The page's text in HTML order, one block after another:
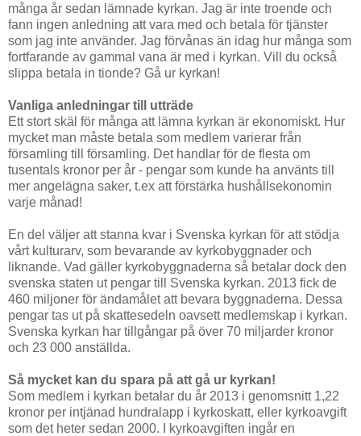
många år sedan lämnade kyrkan. Jag är inte troende och
fann ingen anledning att vara med och betala för tjänster
som jag inte använder. Jag förvånas än idag hur många som
fortfarande av gammal vana är med i kyrkan. Vill du också
slippa betala in tionde? Gå ur kyrkan!
Vanliga anledningar till utträde
Ett stort skäl för många att lämna kyrkan är ekonomiskt. Hur
mycket man måste betala som medlem varierar från
församling till församling. Det handlar för de flesta om
tusentals kronor per år - pengar som kunde ha använts till
mer angelägna saker, t.ex att förstärka hushållsekonomin
varje månad!
En del väljer att stanna kvar i Svenska kyrkan för att stödja
vårt kulturarv, som bevarande av kyrkobyggnader och
liknande. Vad gäller kyrkobyggnaderna så betalar dock den
svenska staten ut pengar till Svenska kyrkan. 2013 fick de
460 miljoner för ändamålet att bevara byggnaderna. Dessa
pengar tas ut på skattesedeln oavsett medlemskap i kyrkan.
Svenska kyrkan har tillgångar på över 70 miljarder kronor
och 23 000 anställda.
Så mycket kan du spara på att gå ur kyrkan!
Som medlem i kyrkan betalar du år 2013 i genomsnitt 1,22
kronor per intjänad hundralapp i kyrkoskatt, eller kyrkoavgift
som det heter sedan 2000. I kyrkoavgiften ingår en